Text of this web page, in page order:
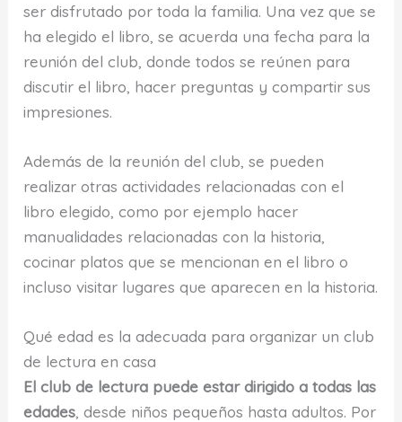
ser disfrutado por toda la familia. Una vez que se
ha elegido el libro, se acuerda una fecha para la
reunión del club, donde todos se reúnen para
discutir el libro, hacer preguntas y compartir sus
impresiones.
Además de la reunión del club, se pueden
realizar otras actividades relacionadas con el
libro elegido, como por ejemplo hacer
manualidades relacionadas con la historia,
cocinar platos que se mencionan en el libro o
incluso visitar lugares que aparecen en la historia.
Qué edad es la adecuada para organizar un club
de lectura en casa
El club de lectura puede estar dirigido a todas las
edades , desde niños pequeños hasta adultos. Por